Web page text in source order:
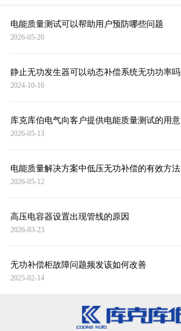
电能质量测试可以帮助用户预防哪些问题
2026-05-20
静止无功发生器可以动态补偿系统无功功率吗
2024-10-16
库克库伯电气向客户提供电能质量测试的用意
2026-05-13
电能质量解决方案中低压无功补偿的有效方法
2026-05-12
高压电容器设置出现管线的原因
2026-03-23
无功补偿柜故障问题频发该如何改善
2025-02-14